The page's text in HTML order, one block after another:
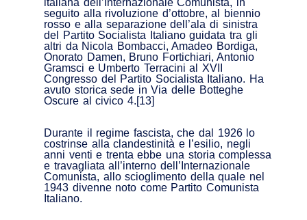
seguito alla rivoluzione d’ottobre, al biennio
rosso e alla separazione dell’ala di sinistra
del Partito Socialista Italiano guidata tra gli
altri da Nicola Bombacci, Amadeo Bordiga,
Onorato Damen, Bruno Fortichiari, Antonio
Gramsci e Umberto Terracini al XVII
Congresso del Partito Socialista Italiano. Ha
avuto storica sede in Via delle Botteghe
Oscure al civico 4.[13]
Durante il regime fascista, che dal 1926 lo
costrinse alla clandestinità e l’esilio, negli
anni venti e trenta ebbe una storia complessa
e travagliata all’interno dell’Internazionale
Comunista, allo scioglimento della quale nel
1943 divenne noto come Partito Comunista
Italiano.